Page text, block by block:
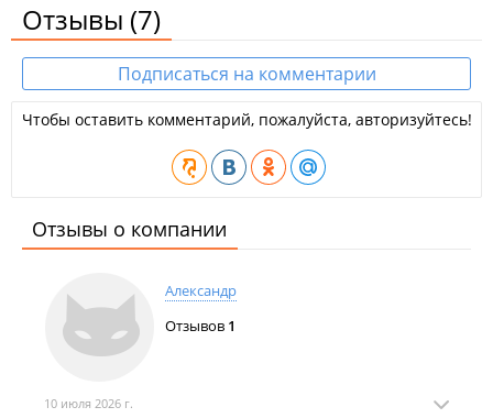
Отзывы (7)
Подписаться на комментарии
Чтобы оставить комментарий, пожалуйста, авторизуйтесь!
Отзывы о компании
Александр
Отзывов 1
10 июля 2026 г.